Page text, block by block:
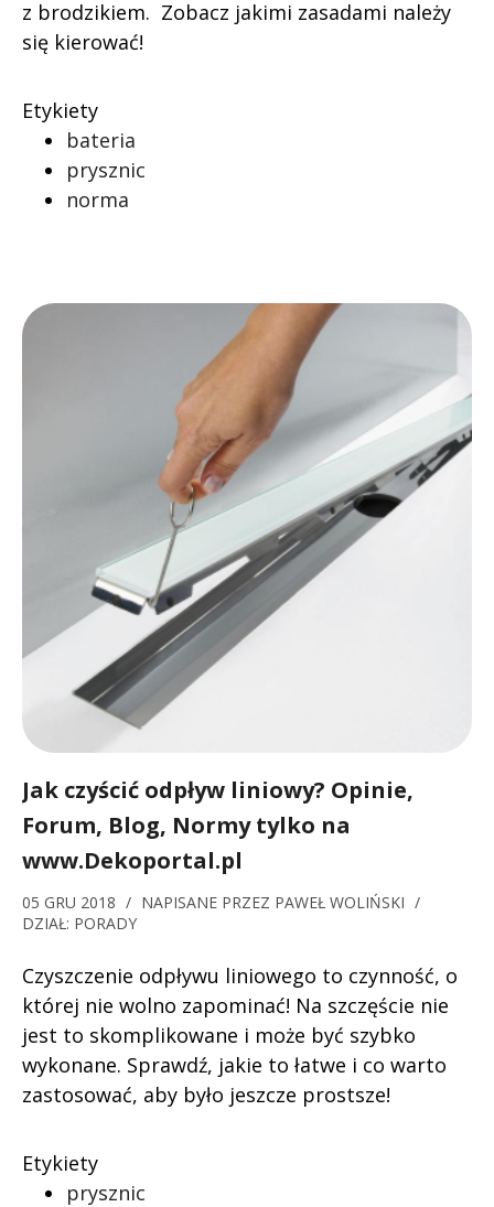
z brodzikiem. Zobacz jakimi zasadami należy
się kierować!
Etykiety
bateria
prysznic
norma
Jak czyścić odpływ liniowy? Opinie,
Forum, Blog, Normy tylko na
www.Dekoportal.pl
05 GRU 2018 / NAPISANE PRZEZ PAWEŁ WOLIŃSKI /
DZIAŁ: PORADY
Czyszczenie odpływu liniowego to czynność, o
której nie wolno zapominać! Na szczęście nie
jest to skomplikowane i może być szybko
wykonane. Sprawdź, jakie to łatwe i co warto
zastosować, aby było jeszcze prostsze!
Etykiety
prysznic